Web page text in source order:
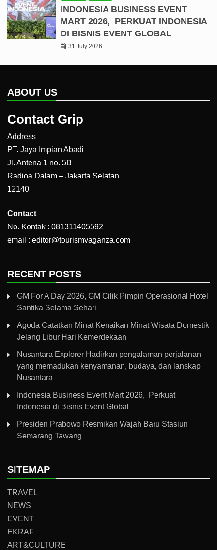
INDONESIA BUSINESS EVENT
MART 2026, PERKUAT INDONESIA
DI BISNIS EVENT GLOBAL
31 July 2026
ABOUT US
Contact Grip
Address
PT. Jaya Impian Abadi
Jl. Antena 1 no. 5B
Radioa Dalam – Jakarta Selatan
12140
Contact
No. Kontak : 081311405592
email : editor@tourismvaganza.com
RECENT POSTS
GM For A Day 2026, GM Cilik Pimpin Operasional Hotel
Santika Selama Sehari
Agoda Catatkan Minat Kenaikan Minat Wisata Domestik
Jelang Libur Hari Kemerdekaan
Nusantara Explorer Hadirkan pengalaman perjalanan
yang memadukan kenyamanan, budaya, dan lanskap
Nusantara
Indonesia Business Event Mart 2026, Perkuat
Indonesia di Bisnis Event Global
Presiden Prabowo Resmikan Wajah Baru Stasiun
Semarang Tawang
SITEMAP
TRAVEL
NEWS
EVENT
EKRAF
ART&CULTURE